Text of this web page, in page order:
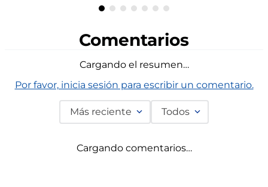
Comentarios
Cargando el resumen…
Por favor, inicia sesión para escribir un comentario.
Más reciente Todos
Cargando comentarios…